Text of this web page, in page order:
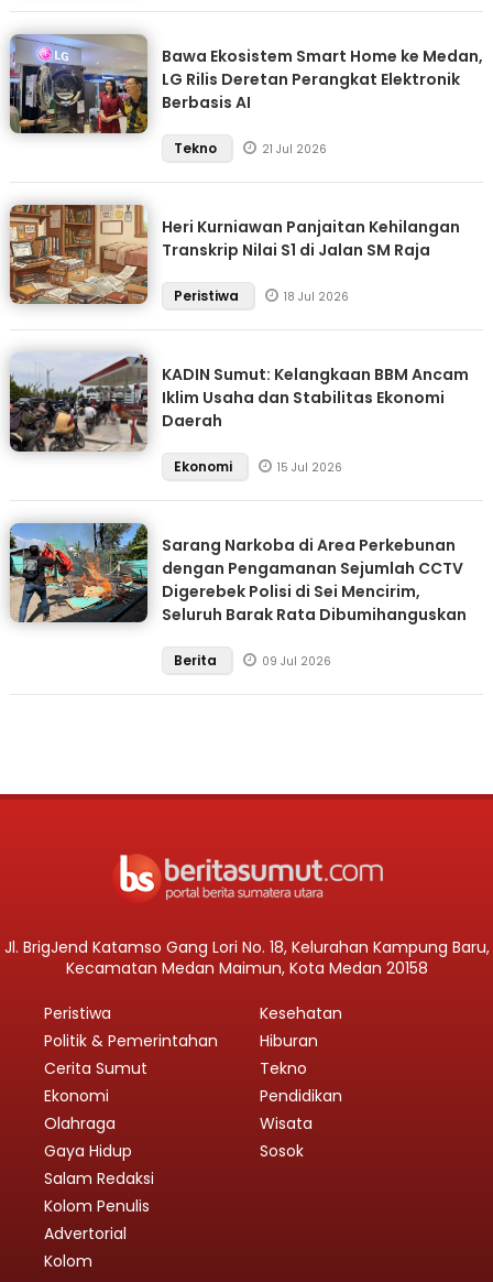
Bawa Ekosistem Smart Home ke Medan,
LG Rilis Deretan Perangkat Elektronik
Berbasis AI
Tekno 21 Jul 2026
Heri Kurniawan Panjaitan Kehilangan
Transkrip Nilai S1 di Jalan SM Raja
Peristiwa 18 Jul 2026
KADIN Sumut: Kelangkaan BBM Ancam
Iklim Usaha dan Stabilitas Ekonomi
Daerah
Ekonomi 15 Jul 2026
Sarang Narkoba di Area Perkebunan
dengan Pengamanan Sejumlah CCTV
Digerebek Polisi di Sei Mencirim,
Seluruh Barak Rata Dibumihanguskan
Berita 09 Jul 2026
Jl. BrigJend Katamso Gang Lori No. 18, Kelurahan Kampung Baru,
Kecamatan Medan Maimun, Kota Medan 20158
Peristiwa
Politik & Pemerintahan
Cerita Sumut
Ekonomi
Olahraga
Gaya Hidup
Kesehatan
Hiburan
Tekno
Pendidikan
Wisata
Sosok
Salam Redaksi
Kolom Penulis
Advertorial
Kolom